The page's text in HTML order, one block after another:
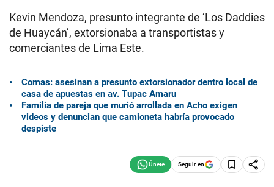
Kevin Mendoza, presunto integrante de ‘Los Daddies
de Huaycán’, extorsionaba a transportistas y
comerciantes de Lima Este.
Comas: asesinan a presunto extorsionador dentro local de
casa de apuestas en av. Tupac Amaru
Familia de pareja que murió arrollada en Acho exigen
videos y denuncian que camioneta habría provocado
despiste
Seguir en